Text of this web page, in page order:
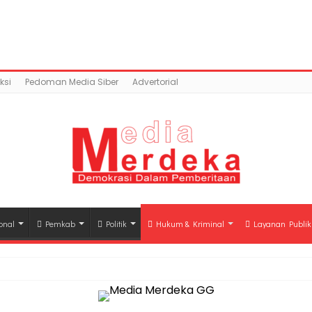
Pedoman Media Siber Advertorial
Pemkab Politik Hukum & Kriminal Layanan Publik
Waris Korban Kebakaran KM Mutiara Sentosa II